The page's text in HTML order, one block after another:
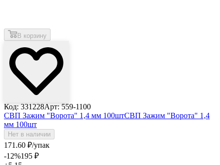
В корзину
Код: 331228Арт: 559-1100
СВП Зажим "Ворота" 1,4 мм 100штСВП Зажим "Ворота" 1,4
мм 100шт
Нет в наличии
171 .60 ₽/упак
-12%195 ₽